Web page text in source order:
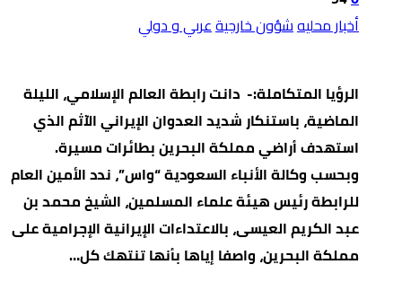
أخبار محليهشؤون خارجيةعربي و دولي
الرؤيا المتكاملة:- دانت رابطة العالم الإسلامي، الليلة
الماضية، باستنكار شديد العدوان الإيراني الآثم الذي
استهدف أراضي مملكة البحرين بطائرات مسيرة.
وبحسب وكالة الأنباء السعودية “واس”، ندد الأمين العام
للرابطة رئيس هيئة علماء المسلمين، الشيخ محمد بن
عبد الكريم العيسى، بالاعتداءات الإيرانية الإجرامية على
مملكة البحرين، واصفا إياها بأنها تنتهك كل…